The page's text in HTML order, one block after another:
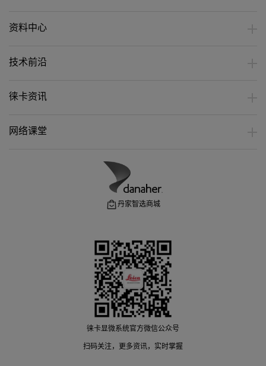
资料中心
技术前沿
徕卡资讯
网络课堂
丹家智选商城
徕卡显微系统官方微信公众号
扫码关注，更多资讯，实时掌握